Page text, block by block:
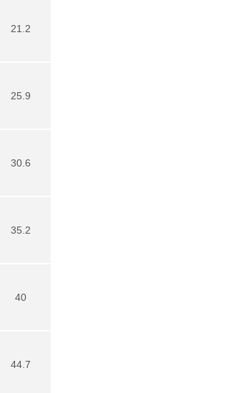
21.2
25.9
30.6
35.2
40
44.7